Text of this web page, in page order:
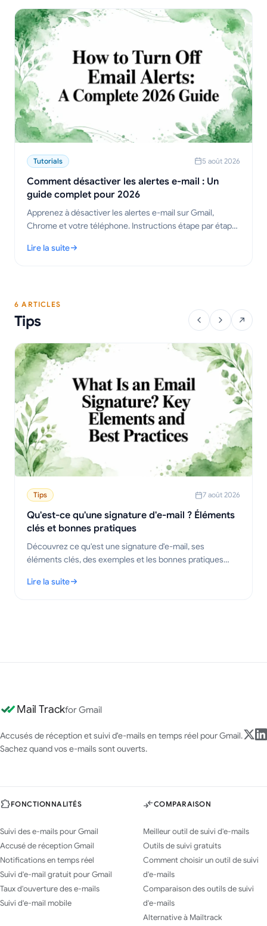
Tutorials 5 août 2026
Comment désactiver les alertes e-mail : Un
guide complet pour 2026
Apprenez à désactiver les alertes e-mail sur Gmail,
Chrome et votre téléphone. Instructions étape par étape
conseils de dépannage.
Lire la suite
: Comment désactiver les alertes e-mail : Un guide complet
6 ARTICLES
Tips
Tips 7 août 2026
Qu'est-ce qu'une signature d'e-mail ? Éléments
clés et bonnes pratiques
Découvrez ce qu'est une signature d'e-mail, ses
éléments clés, des exemples et les bonnes pratiques
Lire la suite
: Qu'est-ce qu'une signature d'e-mail ? Éléments clés et
Mail Trackfor Gmail
Accusés de réception et suivi d'e-mails en temps réel pour Gmail.
Sachez quand vos e-mails sont ouverts.
FONCTIONNALITÉS
Suivi des e-mails pour Gmail
Accusé de réception Gmail
Notifications en temps réel
Suivi d'e-mail gratuit pour Gmail
Taux d'ouverture des e-mails
Suivi d'e-mail mobile
COMPARAISON
Meilleur outil de suivi d'e-mails
Outils de suivi gratuits
Comment choisir un outil de suivi
d'e-mails
Comparaison des outils de suivi
d'e-mails
Alternative à Mailtrack